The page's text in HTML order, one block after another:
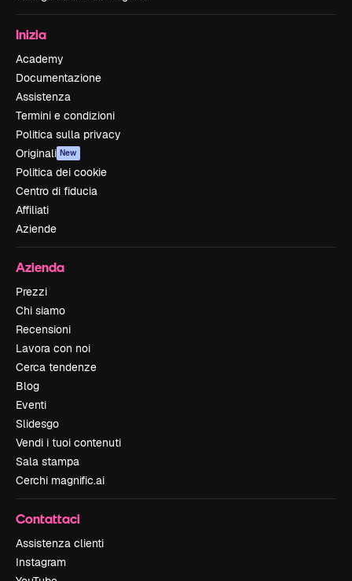
Inizia
Academy
Documentazione
Assistenza
Termini e condizioni
Politica sulla privacy
Originali New
Politica dei cookie
Centro di fiducia
Affiliati
Aziende
Azienda
Prezzi
Chi siamo
Recensioni
Lavora con noi
Cerca tendenze
Blog
Eventi
Slidesgo
Vendi i tuoi contenuti
Sala stampa
Cerchi magnific.ai
Contattaci
Assistenza clienti
Instagram